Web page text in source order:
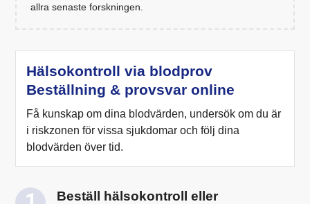
allra senaste forskningen.
Hälsokontroll via blodprov
Beställning & provsvar online
Få kunskap om dina blodvärden, undersök om du är
i riskzonen för vissa sjukdomar och följ dina
blodvärden över tid.
Beställ hälsokontroll eller